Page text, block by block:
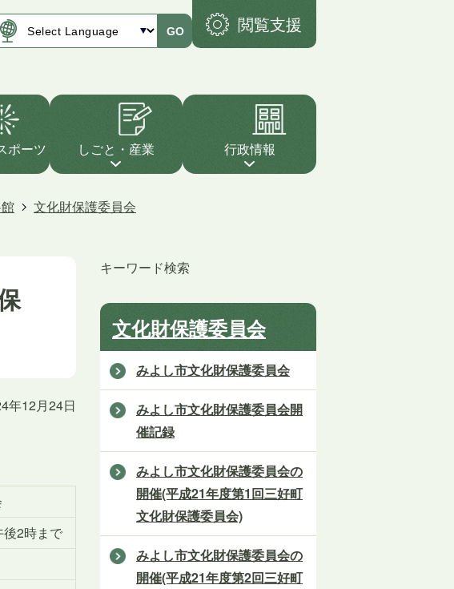
GO 閲覧支援
ポーツ しごと・産業 行政情報
文化財保護委員会
年12月24日
2時まで
キーワード検索
文化財保護委員会
みよし市文化財保護委員会
みよし市文化財保護委員会開
催記録
みよし市文化財保護委員会の
開催(平成21年度第1回三好町
文化財保護委員会)
みよし市文化財保護委員会の
開催(平成21年度第2回三好町